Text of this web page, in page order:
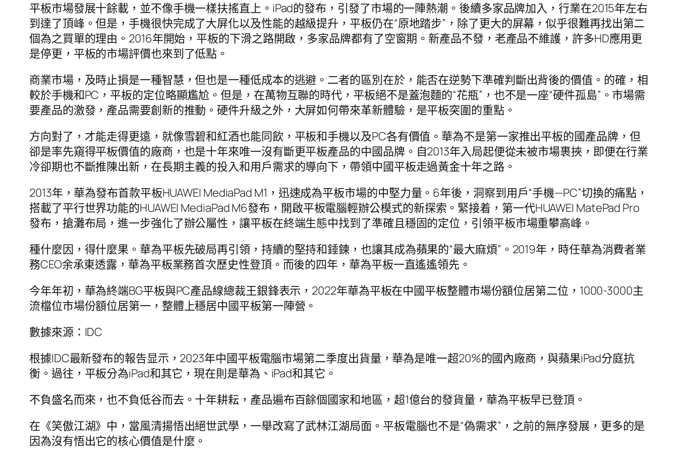
平板市場發展十餘載，並不像手機一樣扶搖直上。iPad的發布，引發了市場的一陣熱潮。後續多家品牌加入，行業在2015年左右
到達了頂峰。但是，手機很快完成了大屏化以及性能的越級提升，平板仍在“原地踏步”，除了更大的屏幕，似乎很難再找出第二
個為之買單的理由。2016年開始，平板的下滑之路開啟，多家品牌都有了空窗期。新產品不發，老產品不維護，許多HD應用更
是停更，平板的市場評價也來到了低點。
商業市場，及時止損是一種智慧，但也是一種低成本的逃避。二者的區別在於，能否在逆勢下準確判斷出背後的價值。的確，相
較於手機和PC，平板的定位略顯尷尬。但是，在萬物互聯的時代，平板絕不是蓋泡麵的“花瓶”，也不是一座“硬件孤島”。市場需
要產品的激發，產品需要創新的推動。硬件升級之外，大屏如何帶來革新體驗，是平板突圍的重點。
方向對了，才能走得更遠，就像雪碧和紅酒也能同飲，平板和手機以及PC各有價值。華為不是第一家推出平板的國產品牌，但
卻是率先窺得平板價值的廠商，也是十年來唯一沒有斷更平板產品的中國品牌。自2013年入局起便從未被市場裹挾，即便在行業
冷卻期也不斷推陳出新，在長期主義的投入和用戶需求的導向下，帶領中國平板走過黃金十年之路。
2013年，華為發布首款平板HUAWEI MediaPad M1，迅速成為平板市場的中堅力量。6年後，洞察到用戶“手機—PC”切換的痛點，
搭載了平行世界功能的HUAWEI MediaPad M6發布，開啟平板電腦輕辦公模式的新探索。緊接着，第一代HUAWEI MatePad Pro
發布，搶灘布局，進一步強化了辦公屬性，讓平板在終端生態中找到了準確且穩固的定位，引領平板市場重攀高峰。
種什麼因，得什麼果。華為平板先破局再引領，持續的堅持和錘鍊，也讓其成為蘋果的“最大麻煩”。2019年，時任華為消費者業
務CEO余承東透露，華為平板業務首次歷史性登頂。而後的四年，華為平板一直遙遙領先。
今年年初，華為終端BG平板與PC產品線總裁王銀鋒表示，2022年華為平板在中國平板整體市場份額位居第二位，1000-3000主
流檔位市場份額位居第一，整體上穩居中國平板第一陣營。
數據來源：IDC
根據IDC最新發布的報告显示，2023年中國平板電腦市場第二季度出貨量，華為是唯一超20%的國內廠商，與蘋果iPad分庭抗
衡。過往，平板分為iPad和其它，現在則是華為、iPad和其它。
不負盛名而來，也不負低谷而去。十年耕耘，產品遍布百餘個國家和地區，超1億台的發貨量，華為平板早已登頂。
在《笑傲江湖》中，當風清揚悟出絕世武學，一舉改寫了武林江湖局面。平板電腦也不是“偽需求”，之前的無序發展，更多的是
因為沒有悟出它的核心價值是什麼。